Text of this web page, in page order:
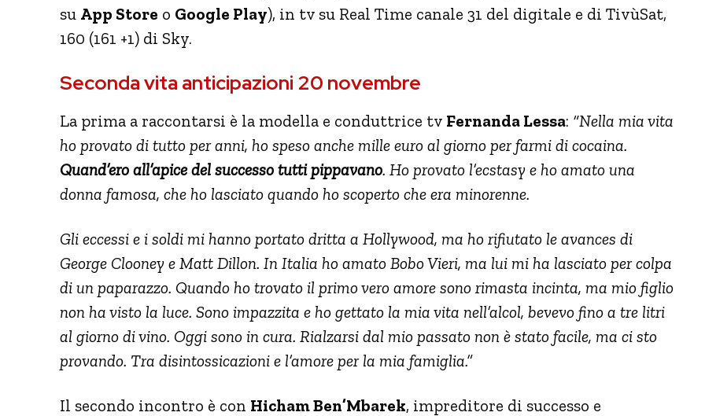
su App Store o Google Play), in tv su Real Time canale 31 del digitale e di TivùSat,
160 (161 +1) di Sky.
Seconda vita anticipazioni 20 novembre
La prima a raccontarsi è la modella e conduttrice tv Fernanda Lessa: “Nella mia vita
ho provato di tutto per anni, ho speso anche mille euro al giorno per farmi di cocaina.
Quand’ero all’apice del successo tutti pippavano. Ho provato l’ecstasy e ho amato una
donna famosa, che ho lasciato quando ho scoperto che era minorenne.
Gli eccessi e i soldi mi hanno portato dritta a Hollywood, ma ho rifiutato le avances di
George Clooney e Matt Dillon. In Italia ho amato Bobo Vieri, ma lui mi ha lasciato per colpa
di un paparazzo. Quando ho trovato il primo vero amore sono rimasta incinta, ma mio figlio
non ha visto la luce. Sono impazzita e ho gettato la mia vita nell’alcol, bevevo fino a tre litri
al giorno di vino. Oggi sono in cura. Rialzarsi dal mio passato non è stato facile, ma ci sto
provando. Tra disintossicazioni e l’amore per la mia famiglia.”
Il secondo incontro è con Hicham Ben’Mbarek, impreditore di successo e